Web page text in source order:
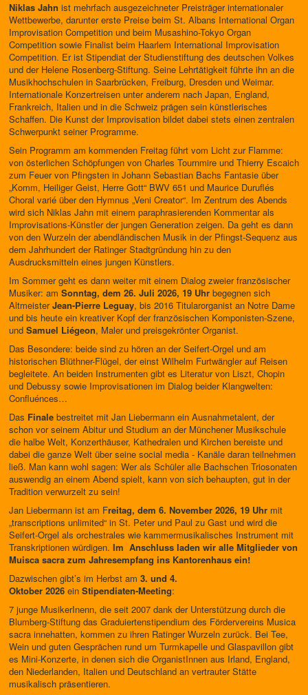
Niklas Jahn ist mehrfach ausgezeichneter Preisträger internationaler
Wettbewerbe, darunter erste Preise beim St. Albans International Organ
Improvisation Competition und beim Musashino-Tokyo Organ
Competition sowie Finalist beim Haarlem International Improvisation
Competition. Er ist Stipendiat der Studienstiftung des deutschen Volkes
und der Helene Rosenberg-Stiftung. Seine Lehrtätigkeit führte ihn an die
Musikhochschulen in Saarbrücken, Freiburg, Dresden und Weimar.
Internationale Konzertreisen unter anderem nach Japan, England,
Frankreich, Italien und in die Schweiz prägen sein künstlerisches
Schaffen. Die Kunst der Improvisation bildet dabei stets einen zentralen
Schwerpunkt seiner Programme.
Sein Programm am kommenden Freitag führt vom Licht zur Flamme:
von österlichen Schöpfungen von Charles Tournmire und Thierry Escaich
zum Feuer von Pfingsten in Johann Sebastian Bachs Fantasie über
„Komm, Heiliger Geist, Herre Gott“ BWV 651 und Maurice Duruflés
Choral varié über den Hymnus „Veni Creator“. Im Zentrum des Abends
wird sich Niklas Jahn mit einem paraphrasierenden Kommentar als
Improvisations-Künstler der jungen Generation zeigen. Da geht es dann
von den Wurzeln der abendländischen Musik in der Pfingst-Sequenz aus
dem Jahrhundert der Ratinger Stadtgründung hin zu den
Ausdrucksmitteln eines jungen Künstlers.
Im Sommer geht es dann weiter mit einem Dialog zweier französischer
Musiker: am Sonntag, dem 26. Juli 2026, 19 Uhr begegnen sich
AltmeisterJean-Pierre Leguay, bis 2016 Titularorganist an Notre Dame
und bis heute ein kreativer Kopf der französischen Komponisten-Szene,
und Samuel Liégeon, Maler und preisgekrönter Organist.
Das Besondere: beide sind zu hören an der Seifert-Orgel und am
historischen Blüthner-Flügel, der einst Wilhelm Furtwängler auf Reisen
begleitete. An beiden Instrumenten gibt es Literatur von Liszt, Chopin
und Debussy sowie Improvisationen im Dialog beider Klangwelten:
Confluénces…
Das Finale bestreitet mit Jan Liebermann ein Ausnahmetalent, der
schon vor seinem Abitur und Studium an der Münchener Musikschule
die halbe Welt, Konzerthäuser, Kathedralen und Kirchen bereiste und
dabei die ganze Welt über seine social media - Kanäle daran teilnehmen
ließ. Man kann wohl sagen: Wer als Schüler alle Bachschen Triosonaten
auswendig an einem Abend spielt, kann von sich behaupten, gut in der
Tradition verwurzelt zu sein!
Jan Liebermann ist am Freitag, dem 6. November 2026, 19 Uhr mit
„transcriptions unlimited“ in St. Peter und Paul zu Gast und wird die
Seifert-Orgel als orchestrales wie kammermusikalisches Instrument mit
Transkriptionen würdigen. Im Anschluss laden wir alle Mitglieder von
Muisca sacra zum Jahresempfang ins Kantorenhaus ein!
Dazwischen gibt’s im Herbst am 3. und 4.
Oktober 2026 ein Stipendiaten-Meeting:
7 junge MusikerInenn, die seit 2007 dank der Unterstützung durch die
Blumberg-Stiftung das Graduiertenstipendium des Fördervereins Musica
sacra innehatten, kommen zu ihren Ratinger Wurzeln zurück. Bei Tee,
Wein und guten Gesprächen rund um Turmkapelle und Glaspavillon gibt
es Mini-Konzerte, in denen sich die OrganistInnen aus Irland, England,
den Niederlanden, Italien und Deutschland an vertrauter Stätte
musikalisch präsentieren.